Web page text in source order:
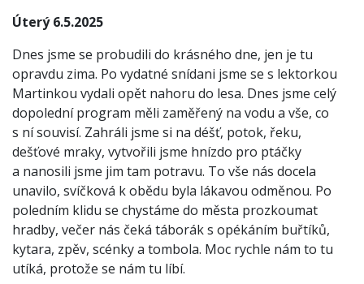
Úterý 6.5.2025
Dnes jsme se probudili do krásného dne, jen je tu
opravdu zima. Po vydatné snídani jsme se s lektorkou
Martinkou vydali opět nahoru do lesa. Dnes jsme celý
dopolední program měli zaměřený na vodu a vše, co
s ní souvisí. Zahráli jsme si na déšť, potok, řeku,
dešťové mraky, vytvořili jsme hnízdo pro ptáčky
a nanosili jsme jim tam potravu. To vše nás docela
unavilo, svíčková k obědu byla lákavou odměnou. Po
poledním klidu se chystáme do města prozkoumat
hradby, večer nás čeká táborák s opékáním buřtíků,
kytara, zpěv, scénky a tombola. Moc rychle nám to tu
utíká, protože se nám tu líbí.